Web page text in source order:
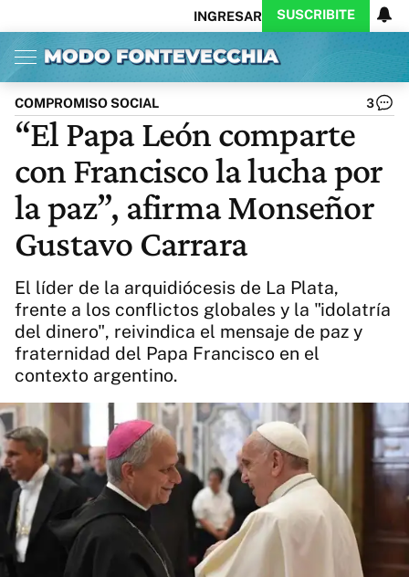
INGRESAR SUSCRIBITE
Inicio Ahora
Opinión
Política
Ciencia
Protagonistas
Cultura
Arte
Educación
Internacional
Clima
Deportes
CARAS
Exitoina
Turismo
Videos
Córdoba
Reperfilar
Business
Noticias
Diario del Juicio
Actualidad
COMPROMISO SOCIAL 3
“El Papa León comparte
con Francisco la lucha por
la paz”, afirma Monseñor
Gustavo Carrara
El líder de la arquidiócesis de La Plata,
frente a los conflictos globales y la "idolatría
del dinero", reivindica el mensaje de paz y
fraternidad del Papa Francisco en el
contexto argentino.